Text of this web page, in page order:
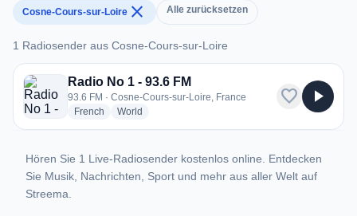
Cosne-Cours-sur-Loire close Alle zurücksetzen
1 Radiosender aus Cosne-Cours-sur-Loire
1 Radiosender aus Cosne-Cours-sur-Loire
Radio No 1 - 93.6 FM
93.6 FM · Cosne-Cours-sur-Loire, France
French radio stations
World
favorite play_arrow
Hören Sie 1 Live-Radiosender kostenlos online. Entdecken
Sie Musik, Nachrichten, Sport und mehr aus aller Welt auf
Streema.